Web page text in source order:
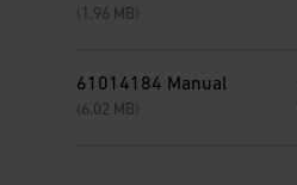
(1.96 MB)
61014184 Manual
(6.02 MB)